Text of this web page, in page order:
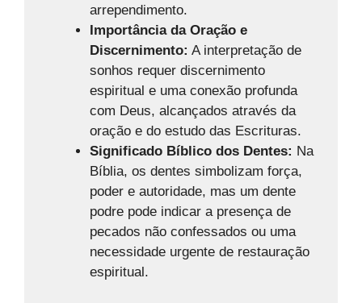
arrependimento.
Importância da Oração e
Discernimento: A interpretação de
sonhos requer discernimento
espiritual e uma conexão profunda
com Deus, alcançados através da
oração e do estudo das Escrituras.
Significado Bíblico dos Dentes: Na
Bíblia, os dentes simbolizam força,
poder e autoridade, mas um dente
podre pode indicar a presença de
pecados não confessados ou uma
necessidade urgente de restauração
espiritual.